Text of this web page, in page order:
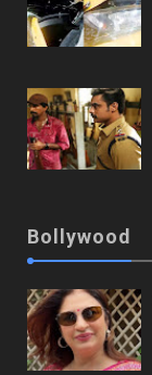
Bollywood